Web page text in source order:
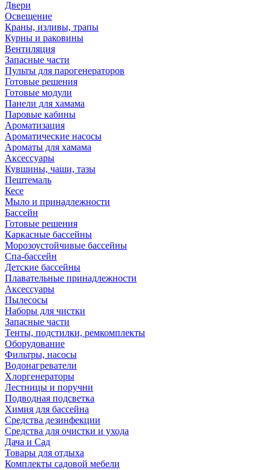
Двери
Освещение
Краны, изливы, трапы
Курны и раковины
Вентиляция
Запасные части
Пульты для парогенераторов
Готовые решения
Готовые модули
Панели для хамама
Паровые кабины
Ароматизация
Ароматические насосы
Ароматы для хамама
Аксессуары
Кувшины, чаши, тазы
Пештемаль
Кесе
Мыло и принадлежности
Бассейн
Готовые решения
Каркасные бассейны
Морозоустойчивые бассейны
Спа-бассейн
Детские бассейны
Плавательные принадлежности
Аксессуары
Пылесосы
Наборы для чистки
Запасные части
Тенты, подстилки, ремкомплекты
Оборудование
Фильтры, насосы
Водонагреватели
Хлоргенераторы
Лестницы и поручни
Подводная подсветка
Химия для бассейна
Средства дезинфекции
Средства для очистки и ухода
Дача и Сад
Товары для отдыха
Комплекты садовой мебели